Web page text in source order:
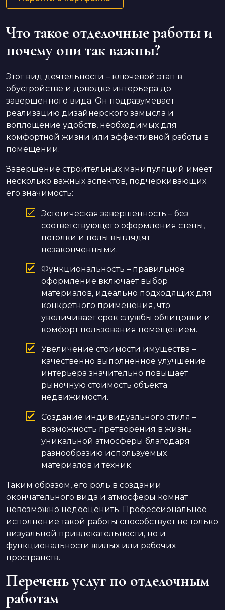
Что такое отделочные работы и
почему они так важны?
Этот вид деятельности – ключевой этап в
обустройстве и доводке интерьера до
завершенного вида. Он подразумевает
реализацию дизайнерского замысла и
воплощение удобств, необходимых для
комфортной жизни или эффективной работы в
помещении.
Завершение строительных манипуляций имеет
несколько важных аспектов, подчеркивающих
его значимость:
Эстетическая завершенность – без
соответствующего оформления стены,
потолки и полы выглядят
незаконченными.
Функциональность – правильное
оформление включает выбор
материалов, идеально подходящих для
конкретного применения, что
увеличивает срок службы облицовки и
комфорт пользования помещением.
Увеличение стоимости имущества –
качественно выполненное улучшение
интерьера значительно повышает
рыночную стоимость объекта
недвижимости.
Создание индивидуального стиля –
возможность претворения в жизнь
уникальной атмосферы благодаря
разнообразию используемых
материалов и техник.
Таким образом, его роль в создании
окончательного вида и атмосферы комнат
невозможно недооценить. Профессиональное
исполнение такой работы способствует не только
визуальной привлекательности, но и
функциональности жилых или рабочих
пространств.
Перечень услуг по отделочным
работам